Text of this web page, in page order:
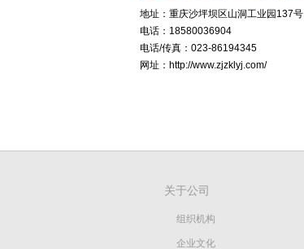
地址：重庆沙坪坝区山洞工业园137号
电话：18580036904
电话/传真：023-86194345
网址：http://www.zjzklyj.com/
关于公司
组织机构
企业文化